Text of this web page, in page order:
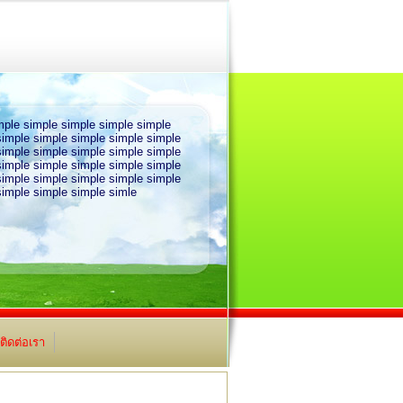
simple simple simple simple
simple simple simple simple
simple simple simple simple
simple simple simple simple
simple simple simple simple
simple simple simle
ติดต่อเรา